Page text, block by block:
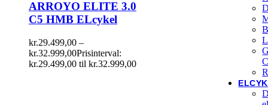
ARROYO ELITE 3.0
C5 HMB ELcykel
kr.29.499,00 –
kr.32.999,00Prisinterval:
kr.29.499,00 til kr.32.999,00